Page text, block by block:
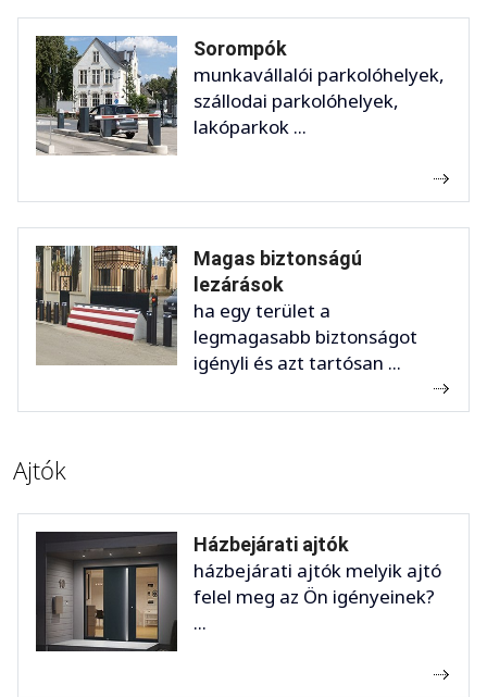
Sorompók
munkavállalói parkolóhelyek,
szállodai parkolóhelyek,
lakóparkok ...
Magas biztonságú
lezárások
ha egy terület a
legmagasabb biztonságot
igényli és azt tartósan ...
Ajtók
Házbejárati ajtók
házbejárati ajtók melyik ajtó
felel meg az Ön igényeinek?
...